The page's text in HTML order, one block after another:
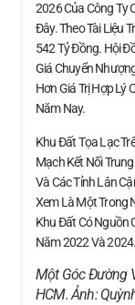
2026 Của Công Ty
Đây. Theo Tài Liệu
542 Tỷ Đồng. Hội
Giá Chuyển
Hơn Giá Trị Hợp Lý
Năm Nay.
Khu Đất Tọa Lạc
Mạch Kết Nối
Và Các Tỉnh Lân
Xem Là Một Trong
Khu Đất Có Nguồn
Năm 2022 Và 2024.
Một Góc Đường
HCM. Ảnh: